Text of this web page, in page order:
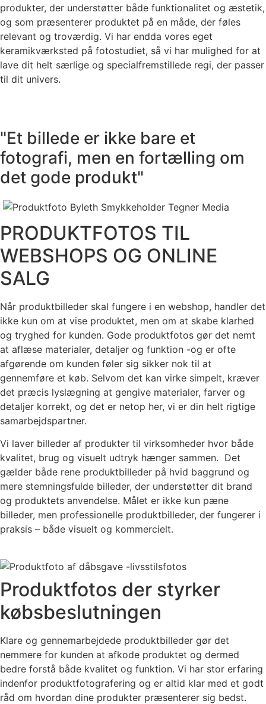
produkter, der understøtter både funktionalitet og æstetik,
og som præsenterer produktet på en måde, der føles
relevant og troværdig. Vi har endda vores eget
keramikværksted på fotostudiet, så vi har mulighed for at
lave dit helt særlige og specialfremstillede regi, der passer
til dit univers.
"Et billede er ikke bare et
fotografi, men en fortælling om
det gode produkt"
PRODUKTFOTOS TIL
WEBSHOPS OG ONLINE
SALG
Når produktbilleder skal fungere i en webshop, handler det
ikke kun om at vise produktet, men om at skabe klarhed
og tryghed for kunden. Gode produktfotos gør det nemt
at aflæse materialer, detaljer og funktion -og er ofte
afgørende om kunden føler sig sikker nok til at
gennemføre et køb. Selvom det kan virke simpelt, kræver
det præcis lyslægning at gengive materialer, farver og
detaljer korrekt, og det er netop her, vi er din helt rigtige
samarbejdspartner.
Vi laver billeder af produkter til virksomheder hvor både
kvalitet, brug og visuelt udtryk hænger sammen. Det
gælder både rene produktbilleder på hvid baggrund og
mere stemningsfulde billeder, der understøtter dit brand
og produktets anvendelse. Målet er ikke kun pæne
billeder, men professionelle produktbilleder, der fungerer i
praksis – både visuelt og kommercielt.
Produktfotos der styrker
købsbeslutningen
Klare og gennemarbejdede produktbilleder gør det
nemmere for kunden at afkode produktet og dermed
bedre forstå både kvalitet og funktion. Vi har stor erfaring
indenfor produktfotografering og er altid klar med et godt
råd om hvordan dine produkter præsenterer sig bedst.